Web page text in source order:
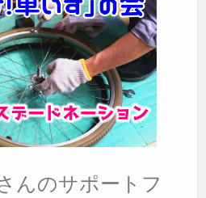
んのサポートフ